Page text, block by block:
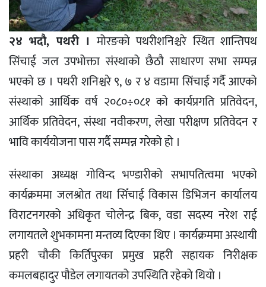
२४ भदौ, पथरी । मोरङको पथरीशनिश्चरे स्थित शान्तिपथ
सिंचाई जल उपभोक्ता संस्थाको छैठौ साधारण सभा सम्पन्न
भएको छ । पथरी शनिश्चरे ९, ७ र ४ वडामा सिंचाई गर्दै आएको
संस्थाको आर्थिक वर्ष २०८०÷०८१ को कार्यप्रगति प्रतिवेदन,
आर्थिक प्रतिवेदन, संस्था नवीकरण, लेखा परीक्षण प्रतिवेदन र
भावि कार्ययोजना पास गर्दै सम्पन्न गरेको हो ।
संस्थाका अध्यक्ष गोविन्द भण्डारीको सभापतित्वमा भएको
कार्यक्रममा जलश्रोत तथा सिँचाई विकास डिभिजन कार्यालय
विराटनगरको अधिकृत चोलेन्द्र बिक, वडा सदस्य नरेश राई
लगायतले शुभकामना मन्तव्य दिएका थिए । कार्यक्रममा अस्थायी
प्रहरी चौकी किर्तिपुरका प्रमुख प्रहरी सहायक निरीक्षक
कमलबहादुर पौडेल लगायतको उपस्थिति रहेको थियो ।